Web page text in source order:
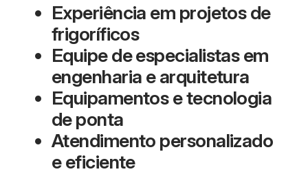
Experiência em projetos de
frigoríficos
Equipe de especialistas em
engenharia e arquitetura
Equipamentos e tecnologia
de ponta
Atendimento personalizado
e eficiente